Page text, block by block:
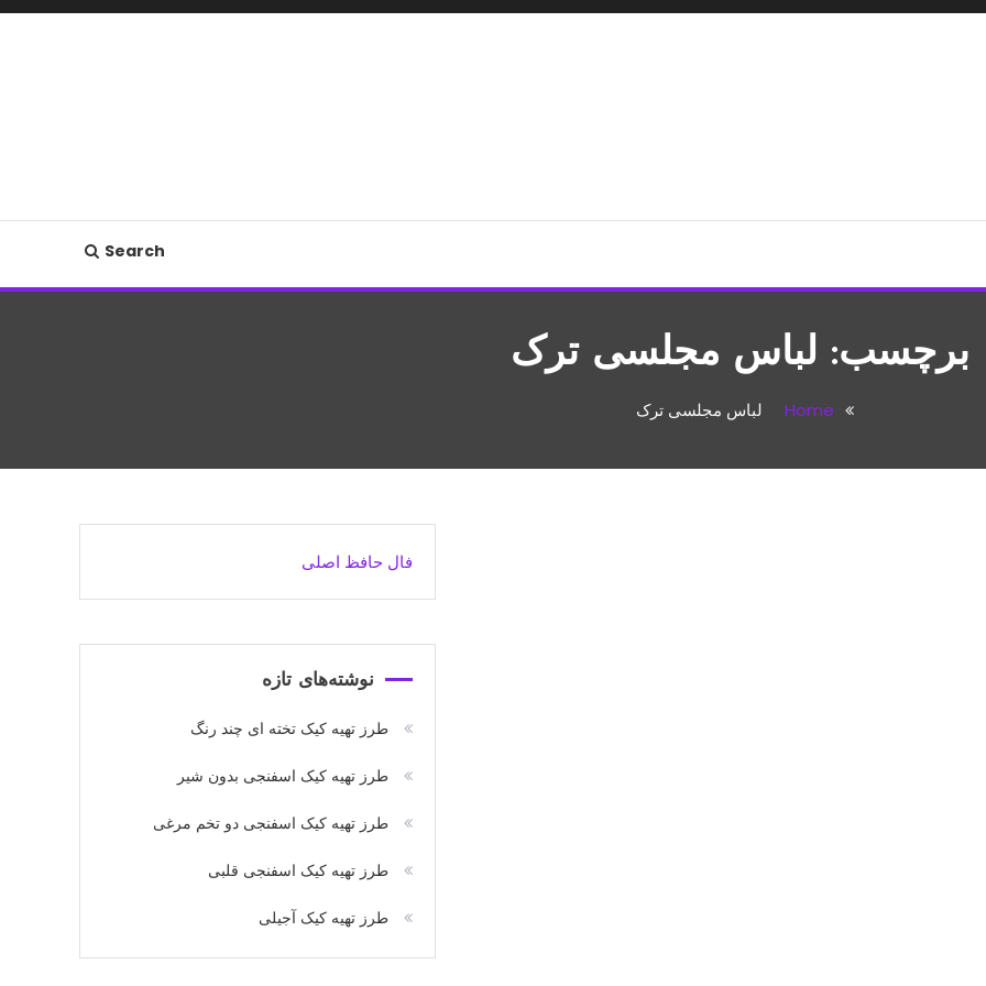
Search
برچسب: لباس مجلسی ترک
Home لباس مجلسی ترک
فال حافظ اصلی
نوشته‌های تازه
طرز تهیه کیک تخته ای چند رنگ
طرز تهیه کیک اسفنجی بدون شیر
طرز تهیه کیک اسفنجی دو تخم مرغی
طرز تهیه کیک اسفنجی قلبی
طرز تهیه کیک آجیلی